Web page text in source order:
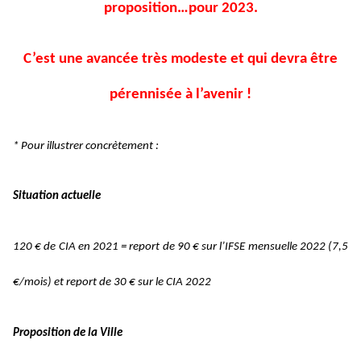
proposition…pour 2023.
C’est une avancée très modeste et qui devra être
pérennisée à l’avenir !
* Pour illustrer concrètement :
Situation actuelle
120 € de CIA en 2021 = report de 90 € sur l’IFSE mensuelle 2022 (7,5
€/mois) et report de 30 € sur le CIA 2022
Proposition de la Ville